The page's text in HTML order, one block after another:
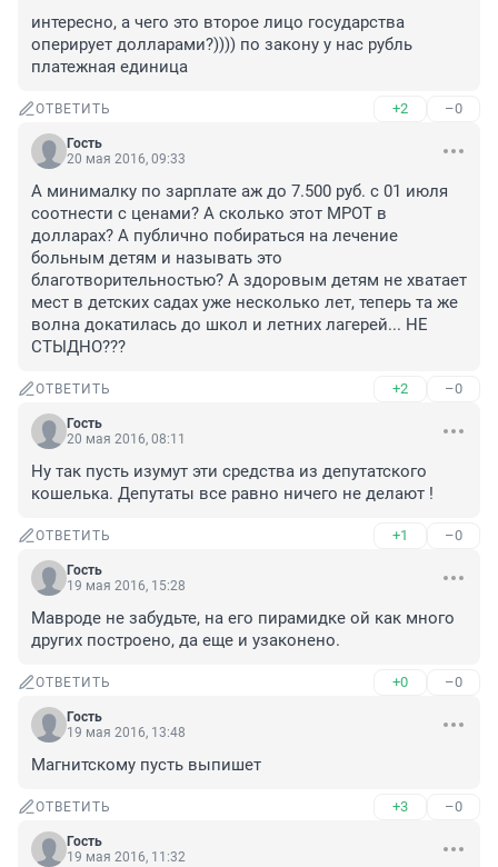
интересно, а чего это второе лицо государства
оперирует долларами?)))) по закону у нас рубль
платежная единица
ОТВЕТИТЬ +2 –0
Гость
20 мая 2016, 09:33
А минималку по зарплате аж до 7.500 руб. с 01 июля
соотнести с ценами? А сколько этот МРОТ в
долларах? А публично побираться на лечение
больным детям и называть это
благотворительностью? А здоровым детям не хватает
мест в детских садах уже несколько лет, теперь та же
волна докатилась до школ и летних лагерей... НЕ
СТЫДНО???
ОТВЕТИТЬ +2 –0
Гость
20 мая 2016, 08:11
Ну так пусть изумут эти средства из депутатского
кошелька. Депутаты все равно ничего не делают !
ОТВЕТИТЬ +1 –0
Гость
19 мая 2016, 15:28
Мавроде не забудьте, на его пирамидке ой как много
других построено, да еще и узаконено.
ОТВЕТИТЬ +0 –0
Гость
19 мая 2016, 13:48
Магнитскому пусть выпишет
ОТВЕТИТЬ +3 –0
Гость
19 мая 2016, 11:32